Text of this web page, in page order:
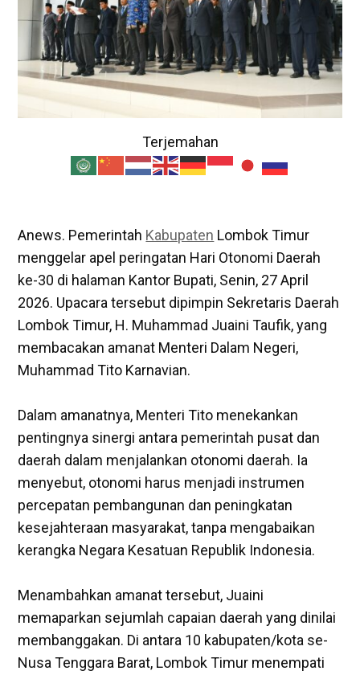
Terjemahan
Anews. Pemerintah Kabupaten Lombok Timur
menggelar apel peringatan Hari Otonomi Daerah
ke-30 di halaman Kantor Bupati, Senin, 27 April
2026. Upacara tersebut dipimpin Sekretaris Daerah
Lombok Timur, H. Muhammad Juaini Taufik, yang
membacakan amanat Menteri Dalam Negeri,
Muhammad Tito Karnavian.
‎Dalam amanatnya, Menteri Tito menekankan
pentingnya sinergi antara pemerintah pusat dan
daerah dalam menjalankan otonomi daerah. Ia
menyebut, otonomi harus menjadi instrumen
percepatan pembangunan dan peningkatan
kesejahteraan masyarakat, tanpa mengabaikan
kerangka Negara Kesatuan Republik Indonesia.
‎Menambahkan amanat tersebut, Juaini
memaparkan sejumlah capaian daerah yang dinilai
membanggakan. Di antara 10 kabupaten/kota se-
Nusa Tenggara Barat, Lombok Timur menempati